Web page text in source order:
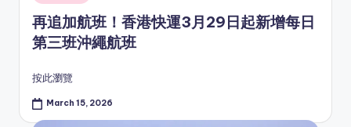
in
再追加航班！香港快運3月29日起新增每日
第三班沖繩航班
按此瀏覽
March 15, 2026